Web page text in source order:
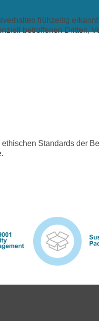
frühzeitig
betroffenen Dritten,
Standards der